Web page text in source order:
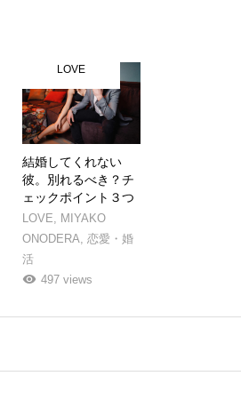
結婚してくれない
彼。別れるべき？チ
ェックポイント３つ
LOVE, MIYAKO
ONODERA, 恋愛・婚
活
497 views
LOVE